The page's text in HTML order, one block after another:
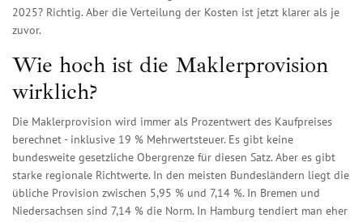
2025? Richtig. Aber die Verteilung der Kosten ist jetzt klarer als je
zuvor.
Wie hoch ist die Maklerprovision
wirklich?
Die Maklerprovision wird immer als Prozentwert des Kaufpreises
berechnet - inklusive 19 % Mehrwertsteuer. Es gibt keine
bundesweite gesetzliche Obergrenze für diesen Satz. Aber es gibt
starke regionale Richtwerte. In den meisten Bundesländern liegt die
übliche Provision zwischen 5,95 % und 7,14 %. In Bremen und
Niedersachsen sind 7,14 % die Norm. In Hamburg tendiert man eher